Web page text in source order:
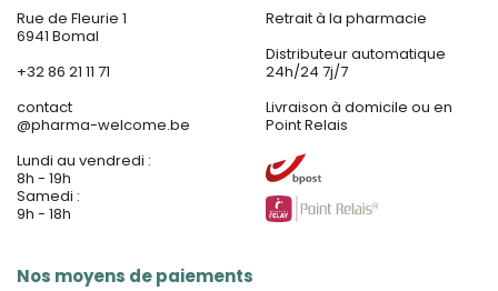
Rue de Fleurie 1
6941 Bomal
+32 86 21 11 71
contact
@pharma-welcome.be
Lundi au vendredi :
8h - 19h
Samedi :
9h - 18h
Nos moyens de paiements
Retrait à la pharmacie
Distributeur automatique
24h/24 7j/7
Livraison à domicile ou en
Point Relais